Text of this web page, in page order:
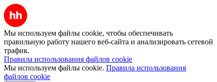
Мы используем файлы cookie, чтобы обеспечивать
правильную работу нашего веб-сайта и анализировать сетевой
трафик.
Правила использования файлов cookie
Мы используем файлы cookie. Правила использования
файлов cookie